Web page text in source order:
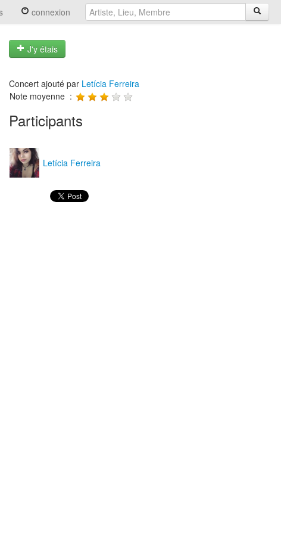
connexion
J'y étais
Concert ajouté par Letícia Ferreira
Note moyenne :
Participants
Letícia Ferreira